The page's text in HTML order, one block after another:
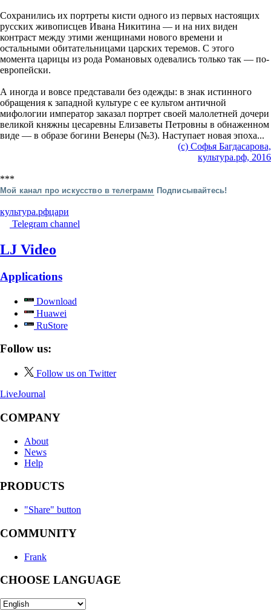
Сохранились их портреты кисти одного из первых настоящих
русских живописцев Ивана Никитина — и на них виден
контраст между этими женщинами нового времени и
остальными обитательницами царских теремов. С этого
момента царицы из рода Романовых одевались только так — по-
европейски.
А иногда и вовсе представали без одежды: в знак истинного
обращения к западной культуре с ее культом античной
мифологии император заказал портрет своей малолетней дочери
великой княжны цесаревны Елизаветы Петровны в обнаженном
виде — в образе богини Венеры (№3). Наступает новая эпоха...
(с) Софья Багдасарова,
культура.рф, 2016
***
Мой канал про искусство в телеграмм Подписывайтесь!
культура.рфцари
Telegram channel
LJ Video
Applications
Download
Huawei
RuStore
Follow us:
Follow us on Twitter
LiveJournal
COMPANY
About
News
Help
PRODUCTS
"Share" button
COMMUNITY
Frank
CHOOSE LANGUAGE